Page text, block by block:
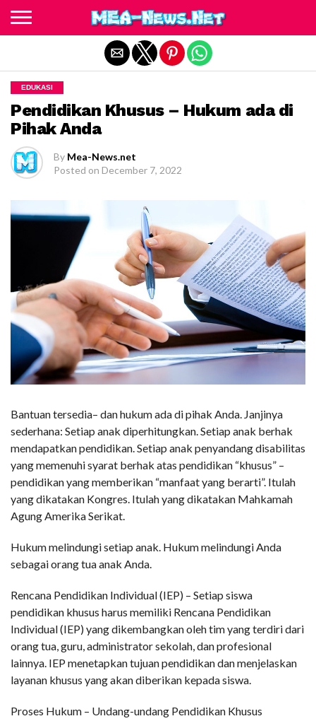
EDUKASI
Pendidikan Khusus – Hukum ada di
Pihak Anda
By Mea-News.net
Posted on December 7, 2022
Bantuan tersedia– dan hukum ada di pihak Anda. Janjinya
sederhana: Setiap anak diperhitungkan. Setiap anak berhak
mendapatkan pendidikan. Setiap anak penyandang disabilitas
yang memenuhi syarat berhak atas pendidikan “khusus” –
pendidikan yang memberikan “manfaat yang berarti”. Itulah
yang dikatakan Kongres. Itulah yang dikatakan Mahkamah
Agung Amerika Serikat.
Hukum melindungi setiap anak. Hukum melindungi Anda
sebagai orang tua anak Anda.
Rencana Pendidikan Individual (IEP) – Setiap siswa
pendidikan khusus harus memiliki Rencana Pendidikan
Individual (IEP) yang dikembangkan oleh tim yang terdiri dari
orang tua, guru, administrator sekolah, dan profesional
lainnya. IEP menetapkan tujuan pendidikan dan menjelaskan
layanan khusus yang akan diberikan kepada siswa.
Proses Hukum – Undang-undang Pendidikan Khusus
Exit mobile version